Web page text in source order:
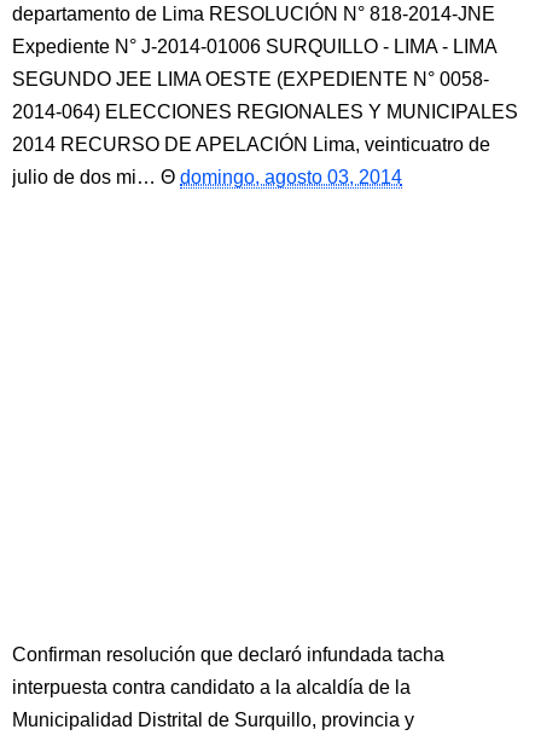
departamento de Lima RESOLUCIÓN N° 818-2014-JNE
Expediente N° J-2014-01006 SURQUILLO - LIMA - LIMA
SEGUNDO JEE LIMA OESTE (EXPEDIENTE N° 0058-
2014-064) ELECCIONES REGIONALES Y MUNICIPALES
2014 RECURSO DE APELACIÓN Lima, veinticuatro de
julio de dos mi…
domingo, agosto 03, 2014
Confirman resolución que declaró infundada tacha
interpuesta contra candidato a la alcaldía de la
Municipalidad Distrital de Surquillo, provincia y